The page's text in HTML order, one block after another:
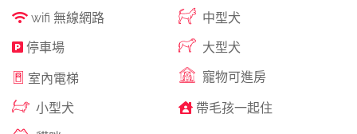
wifi 無線網路
中型犬
停車場
大型犬
室內電梯 寵物可進房
小型犬
帶毛孩一起住